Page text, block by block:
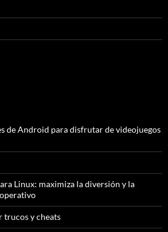
de Android para disfrutar de videojuegos
Linux: maximiza la diversión y la
trucos y cheats